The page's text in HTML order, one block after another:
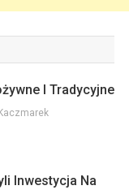
I Tradycyjne
Inwestycja Na